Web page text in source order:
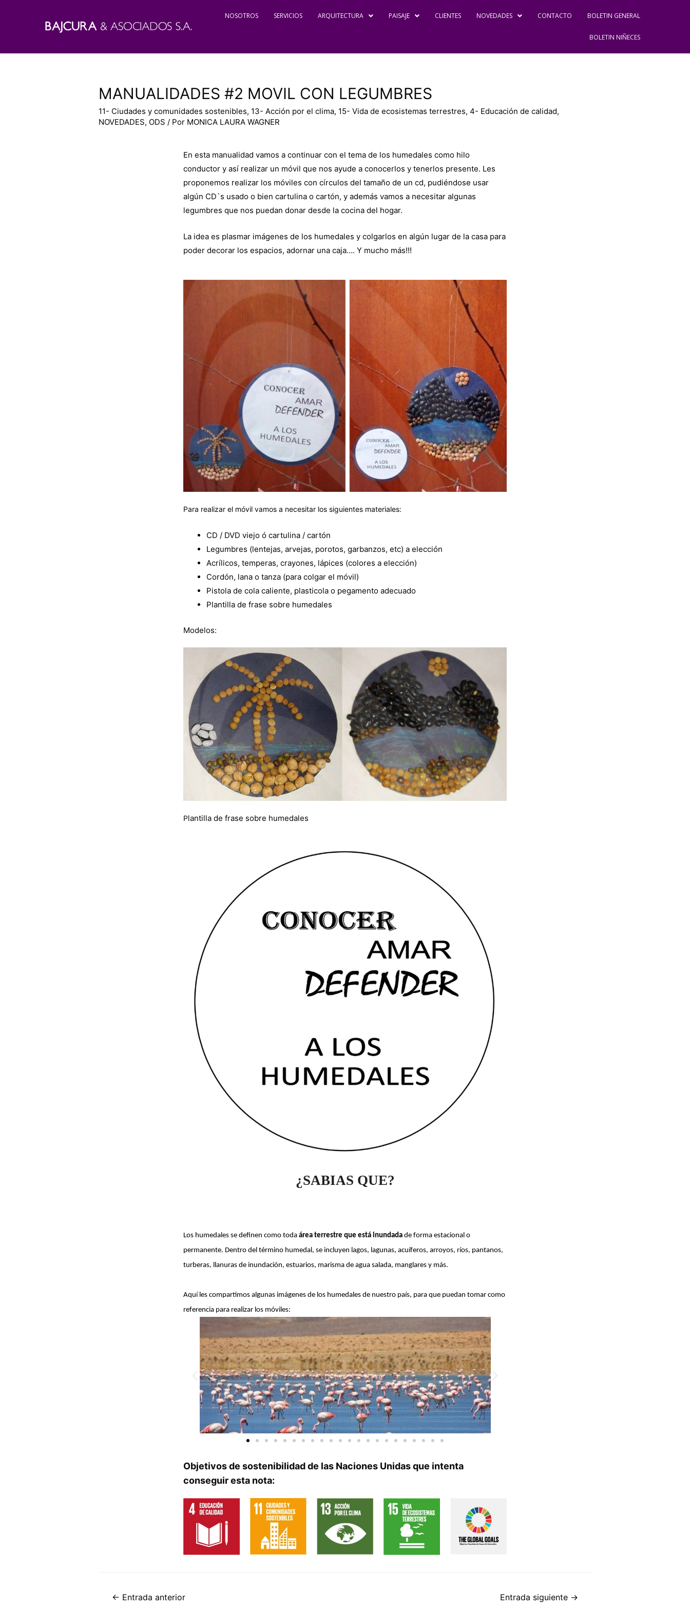
NOSOTROS SERVICIOS ARQUITECTURA PAISAJE CLIENTES NOVEDADES CONTACTO BOLETIN GENERAL
BOLETIN NIÑECES
MANUALIDADES #2 MOVIL CON LEGUMBRES
11- Ciudades y comunidades sostenibles, 13- Acción por el clima, 15- Vida de ecosistemas terrestres, 4- Educación de calidad,
NOVEDADES, ODS / Por MONICA LAURA WAGNER
En esta manualidad vamos a continuar con el tema de los humedales como hilo
conductor y así realizar un móvil que nos ayude a conocerlos y tenerlos presente. Les
proponemos realizar los móviles con círculos del tamaño de un cd, pudiéndose usar
algún CD`s usado o bien cartulina o cartón, y además vamos a necesitar algunas
legumbres que nos puedan donar desde la cocina del hogar.
La idea es plasmar imágenes de los humedales y colgarlos en algún lugar de la casa para
poder decorar los espacios, adornar una caja…. Y mucho más!!!
Para realizar el móvil vamos a necesitar los siguientes materiales:
CD / DVD viejo ó cartulina / cartón
Legumbres (lentejas, arvejas, porotos, garbanzos, etc) a elección
Acrílicos, temperas, crayones, lápices (colores a elección)
Cordón, lana o tanza (para colgar el móvil)
Pistola de cola caliente, plasticola o pegamento adecuado
Plantilla de frase sobre humedales
Modelos:
Plantilla de frase sobre humedales
¿SABIAS QUE?
Los humedales se definen como toda área terrestre que está inundada de forma estacional o
permanente. Dentro del término humedal, se incluyen lagos, lagunas, acuíferos, arroyos, ríos, pantanos,
turberas, llanuras de inundación, estuarios, marisma de agua salada, manglares y más.
Aquí les compartimos algunas imágenes de los humedales de nuestro país, para que puedan tomar como
referencia para realizar los móviles:
Objetivos de sostenibilidad de las Naciones Unidas que intenta
conseguir esta nota:
← Entrada anterior Entrada siguiente →